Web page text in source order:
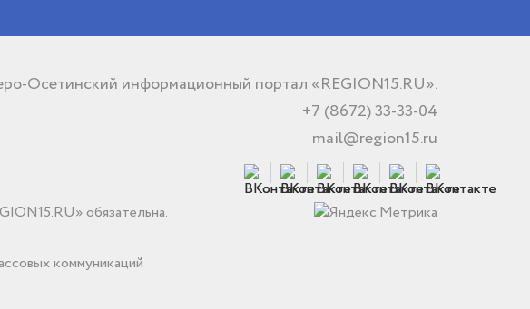
Осетинский информационный портал «REGION15.RU».
+7 (8672) 33-33-04
mail@region15.ru
обязательна.
коммуникаций